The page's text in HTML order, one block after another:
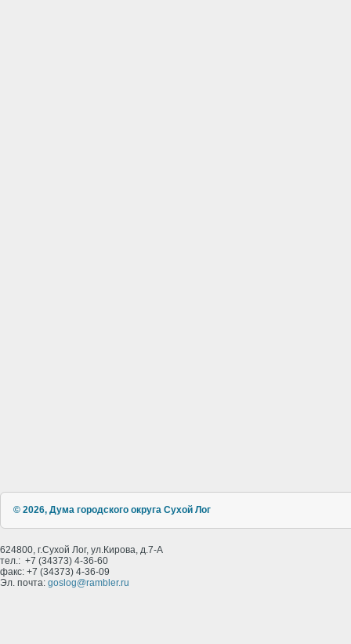
© 2026, Дума городского округа Сухой Лог
624800, г.Сухой Лог, ул.Кирова, д.7-А
тел.: +7 (34373) 4-36-60
факс: +7 (34373) 4-36-09
Эл. почта: goslog@rambler.ru